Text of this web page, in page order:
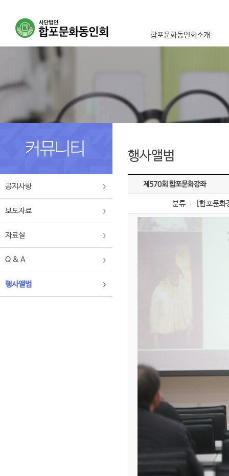
합포문화동인회소개
조직도
오시는길
공지사항
보도자료
자료실
Q & A
행사앨범
행사앨범
제570회 합포문화강좌
분류 [합포문